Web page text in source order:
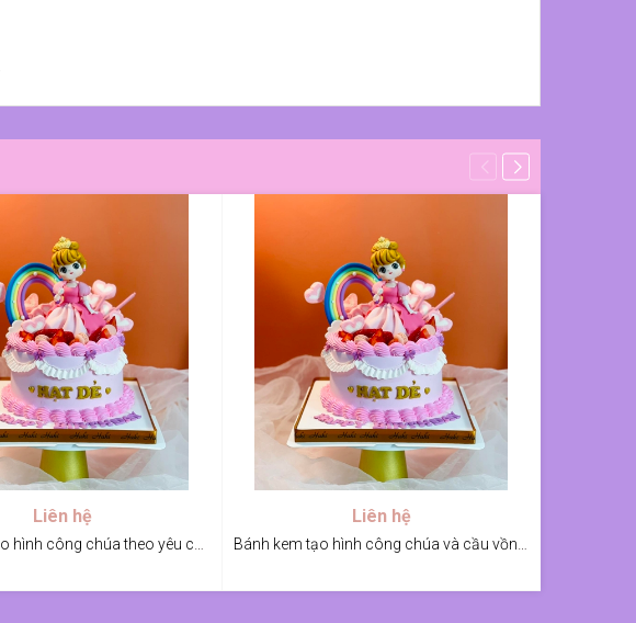
Liên hệ Liên hệ